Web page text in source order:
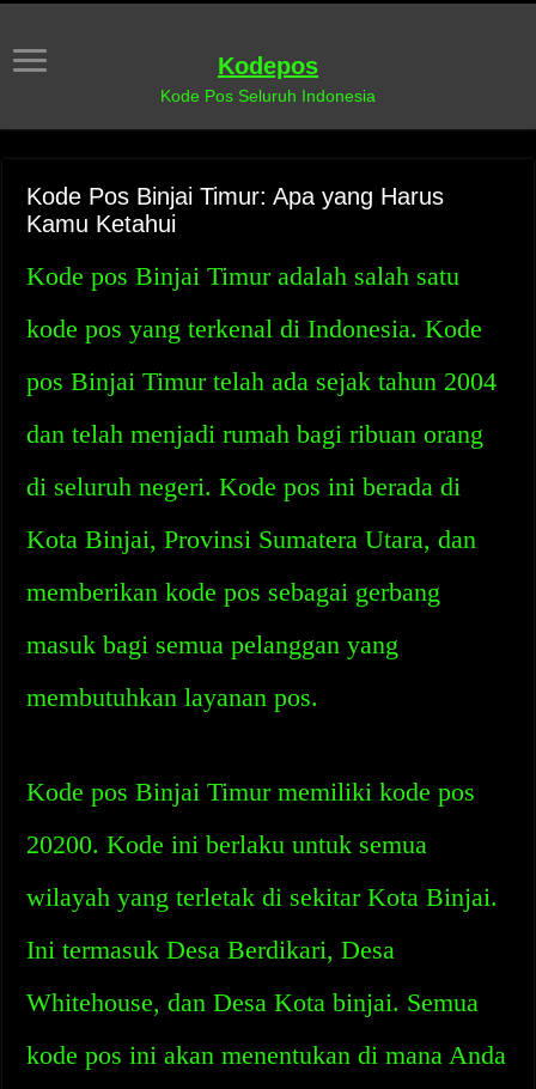
Kodepos
Kode Pos Seluruh Indonesia
Kode Pos Binjai Timur: Apa yang Harus
Kamu Ketahui
Kode pos Binjai Timur adalah salah satu
kode pos yang terkenal di Indonesia. Kode
pos Binjai Timur telah ada sejak tahun 2004
dan telah menjadi rumah bagi ribuan orang
di seluruh negeri. Kode pos ini berada di
Kota Binjai, Provinsi Sumatera Utara, dan
memberikan kode pos sebagai gerbang
masuk bagi semua pelanggan yang
membutuhkan layanan pos.
Kode pos Binjai Timur memiliki kode pos
20200. Kode ini berlaku untuk semua
wilayah yang terletak di sekitar Kota Binjai.
Ini termasuk Desa Berdikari, Desa
Whitehouse, dan Desa Kota binjai. Semua
kode pos ini akan menentukan di mana Anda